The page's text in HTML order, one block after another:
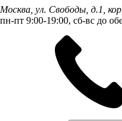
Москва, ул. Свободы, д.1,
пн-пт 9:00-19:00, сб-вс до